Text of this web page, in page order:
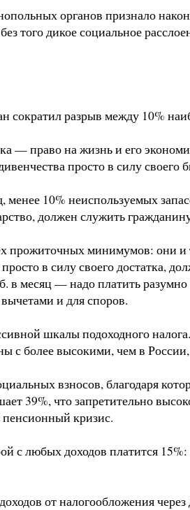
органов признало
дикое социальное
сократил разрыв между 10%
— право на жизнь и его
просто в силу своего
10% неиспользуемых
должен служить
прожиточных минимумов: они
в силу своего достатка,
в месяц — надо платить
и для споров.
шкалы подоходного
с более высокими, чем в
взносов, благодаря
39%, что запретительно
кризис.
с любых доходов платится
от налогообложения